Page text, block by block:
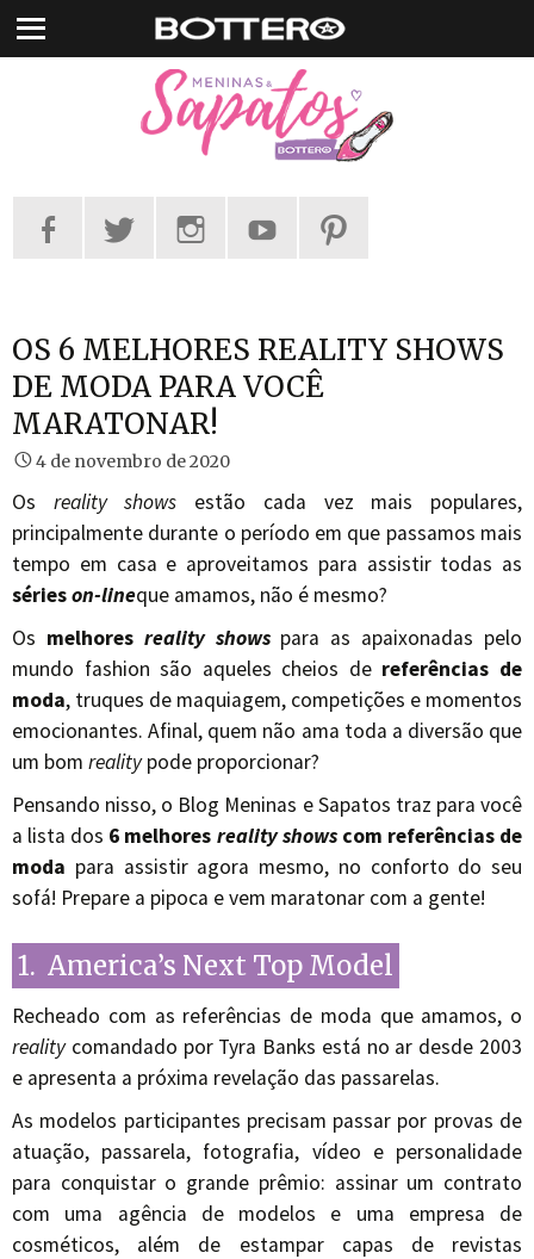
Pular
para
OS 6 MELHORES REALITY SHOWS
DE MODA PARA VOCÊ
MARATONAR!
4 de novembro de 2020
Os reality shows estão cada vez mais populares,
principalmente durante o período em que passamos mais
tempo em casa e aproveitamos para assistir todas as
sérieson-lineque amamos, não é mesmo?
Os melhores reality shows para as apaixonadas pelo
mundo fashion são aqueles cheios de referências de
moda, truques de maquiagem, competições e momentos
emocionantes. Afinal, quem não ama toda a diversão que
um bom realitypode proporcionar?
Pensando nisso, o Blog Meninas e Sapatos traz para você
a lista dos 6 melhores reality showscom referências de
moda para assistir agora mesmo, no conforto do seu
sofá! Prepare a pipoca e vem maratonar com a gente!
1. America’s Next Top Model
Recheado com as referências de moda que amamos, o
reality comandado por Tyra Banks está no ar desde 2003
e apresenta a próxima revelação das passarelas.
As modelos participantes precisam passar por provas de
atuação, passarela, fotografia, vídeo e personalidade
para conquistar o grande prêmio: assinar um contrato
com uma agência de modelos e uma empresa de
cosméticos, além de estampar capas de revistas